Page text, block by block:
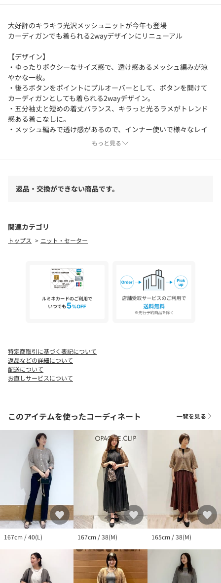
大好評のキラキラ光沢メッシュニットが今年も登場
カーディガンでも着られる2wayデザインにリニューアル
【デザイン】
・ゆったりボクシーなサイズ感で、透け感あるメッシュ編みが涼
やかな一枚。
・後ろボタンをポイントにプルオーバーとして、ボタンを開けて
カーディガンとしても着られる2wayデザイン。
・五分袖丈と短めの着丈バランス、キラっと光るラメがトレンド
感ある着こなしに。
・メッシュ編みで透け感があるので、インナー使いで様々なレイ
ヤードをお楽しみいただけます。
・マシンウォッシャブルでご自宅でのお洗濯も可能。
※照明の関係により、実際よりも色味が違って見える場合があり
ます。また、パソコン・スマートフォンなどの環境により、若干
製品と画像のカラーが異なる場合もございます。
もっと見る
返品・交換ができない商品です。
関連カテゴリ
トップス ニット・セーター
特定商取引に基づく表記について
返品などの詳細について
配送について
お直しサービスについて
このアイテムを使ったコーディネート 一覧を見る
167cm / 40(L) 167cm / 38(M) 165cm / 38(M)